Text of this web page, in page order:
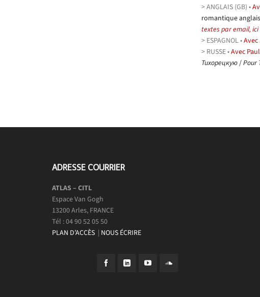
> ANGLAIS (GB) •
romantique
textes par email, ici
> ESPAGNOL •
> RUSSE •Avec
Тихорецкую/Pour
ADRESSE COURRIER
ATLAS – CITL
Espace Van Gogh
13200 Arles, FRANCE
Tél : 04 90 52 05 50
PLAN D’ACCÈS | NOUS ÉCRIRE